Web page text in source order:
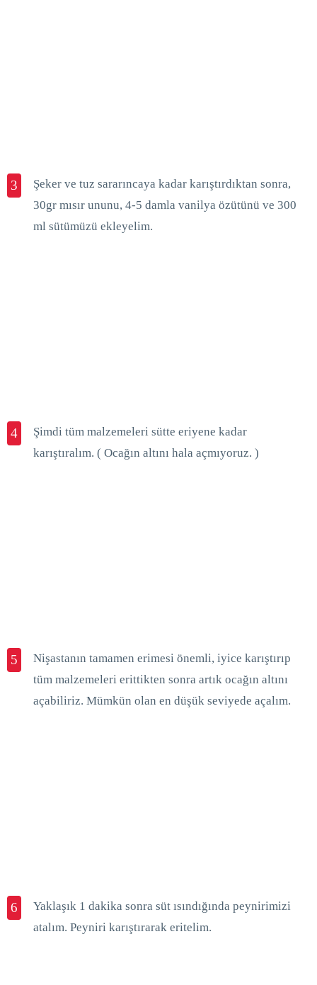
3
Şeker ve tuz sararıncaya kadar karıştırdıktan sonra,
30gr mısır ununu, 4-5 damla vanilya özütünü ve 300
ml sütümüzü ekleyelim.
4
Şimdi tüm malzemeleri sütte eriyene kadar
karıştıralım. ( Ocağın altını hala açmıyoruz. )
5
Nişastanın tamamen erimesi önemli, iyice karıştırıp
tüm malzemeleri erittikten sonra artık ocağın altını
açabiliriz. Mümkün olan en düşük seviyede açalım.
6
Yaklaşık 1 dakika sonra süt ısındığında peynirimizi
atalım. Peyniri karıştırarak eritelim.